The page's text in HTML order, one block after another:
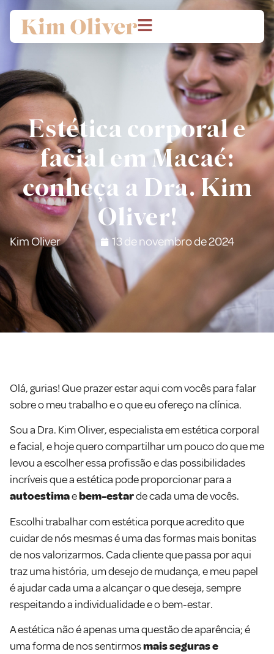
Estética corporal e
facial em Macaé:
conheça a Dra. Kim
Oliver!
Kim Oliver 13 de novembro de 2024
Olá, gurias! Que prazer estar aqui com vocês para falar
sobre o meu trabalho e o que eu ofereço na clínica.
Sou a Dra. Kim Oliver, especialista em estética corporal
e facial, e hoje quero compartilhar um pouco do que me
levou a escolher essa profissão e das possibilidades
incríveis que a estética pode proporcionar para a
autoestimaebem-estarde cada uma de vocês.
Escolhi trabalhar com estética porque acredito que
cuidar de nós mesmas é uma das formas mais bonitas
de nos valorizarmos. Cada cliente que passa por aqui
traz uma história, um desejo de mudança, e meu papel
é ajudar cada uma a alcançar o que deseja, sempre
respeitando a individualidade e o bem-estar.
A estética não é apenas uma questão de aparência; é
uma forma de nos sentirmosmais seguras e